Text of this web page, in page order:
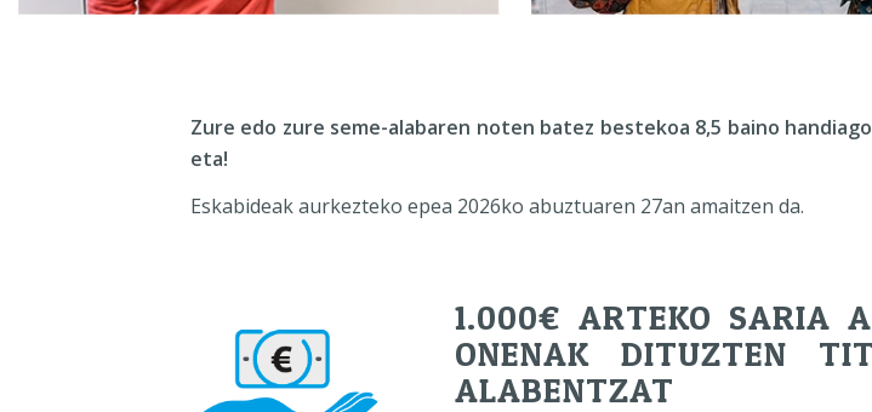
Zure edo zure seme-alabaren noten batez bestekoa 8,5 baino
eta!
Eskabideak aurkezteko epea 2026ko abuztuaren 27an amaitzen da.
1.000€ ARTEKO SARIA
ONENAK DITUZTEN
ALABENTZAT